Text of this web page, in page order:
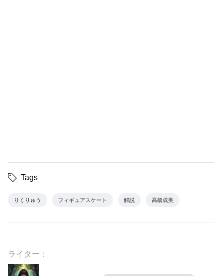
Tags
りくりゅう フィギュアスケート 解説 高橋成美
ライター：